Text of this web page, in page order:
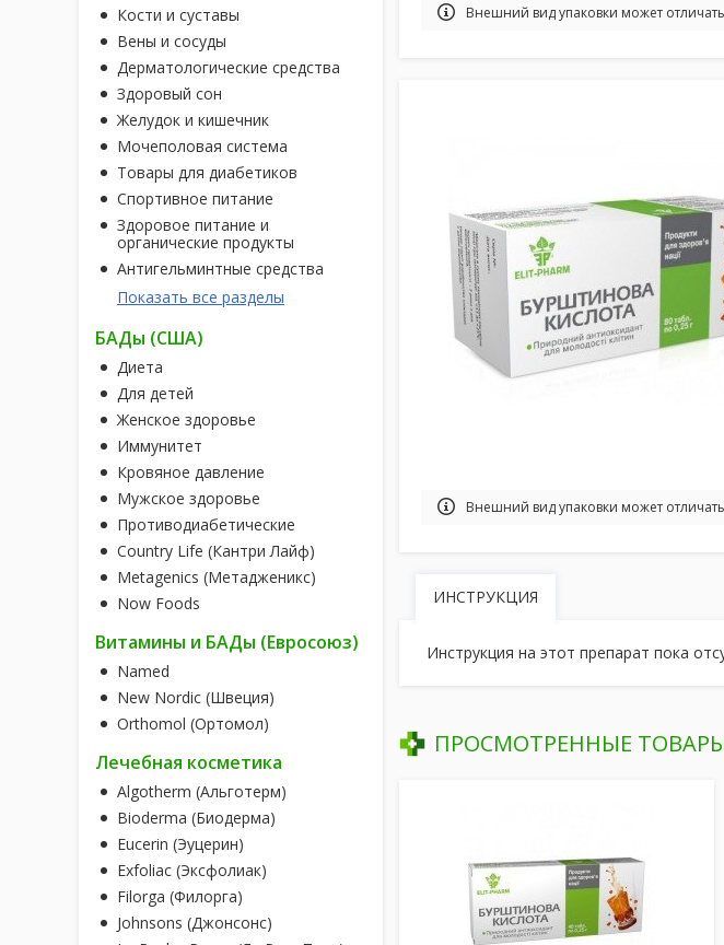
Кости и суставы
Вены и сосуды
Дерматологические средства
Здоровый сон
Желудок и кишечник
Мочеполовая система
Товары для диабетиков
Спортивное питание
Здоровое питание и
органические продукты
Антигельминтные средства
Показать все разделы
БАДы (США)
Диета
Для детей
Женское здоровье
Иммунитет
Кровяное давление
Мужское здоровье
Противодиабетические
Country Life (Кантри Лайф)
Metagenics (Метадженикс)
Now Foods
Витамины и БАДы (Евросоюз)
Named
New Nordic (Швеция)
Orthomol (Ортомол)
Лечебная косметика
Algotherm (Альготерм)
Bioderma (Биодерма)
Eucerin (Эуцерин)
Exfoliac (Эксфолиак)
Filorga (Филорга)
Johnsons (Джонсонс)
Внешний вид упаковки может
Внешний вид упаковки может
ИНСТРУКЦИЯ
Инструкция на этот препарат пока
ПРОСМОТРЕННЫЕ